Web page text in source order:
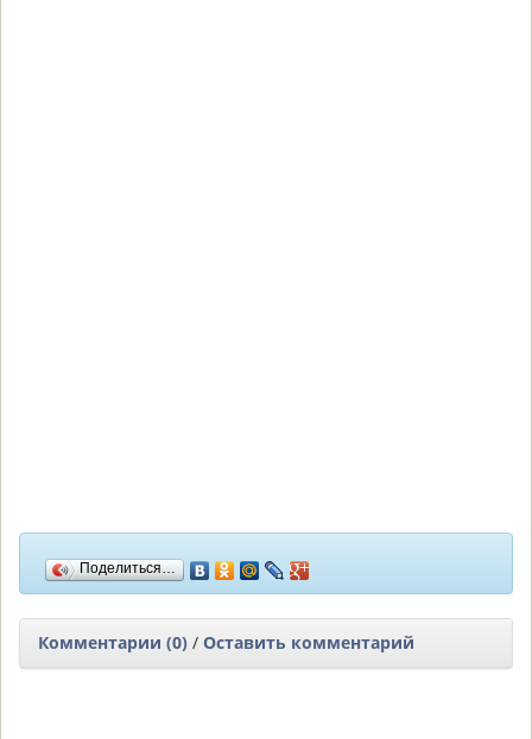
Поделиться…
Комментарии (0) / Оставить комментарий